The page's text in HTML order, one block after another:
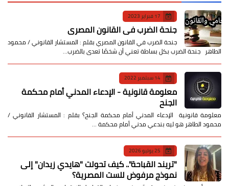
17 فبراير 2023
جنحة الضرب في القانون المصري
جنحة الضرب في القانون المصري بقلم : المستشار القانوني / محمود
الطاهر جنحة الضرب بكل بساطة تعني أن شخصًا تعدى بالضرب…
14 سبتمبر 2022
معلومة قانونية - الإدعاء المدني أمام محكمة
الجنح
معلومة قانونية الإدعاء المدني أمام محكمة الجنح؟ بقلم : المستشار القانوني /
محمود الطاهر هو ليه بندعي مدني أمام محكمة …
25 يوليو 2026
​"تريند القباحة".. كيف تحولت "هايدي زيدان" إلى
نموذج مرفوض للست المصرية؟